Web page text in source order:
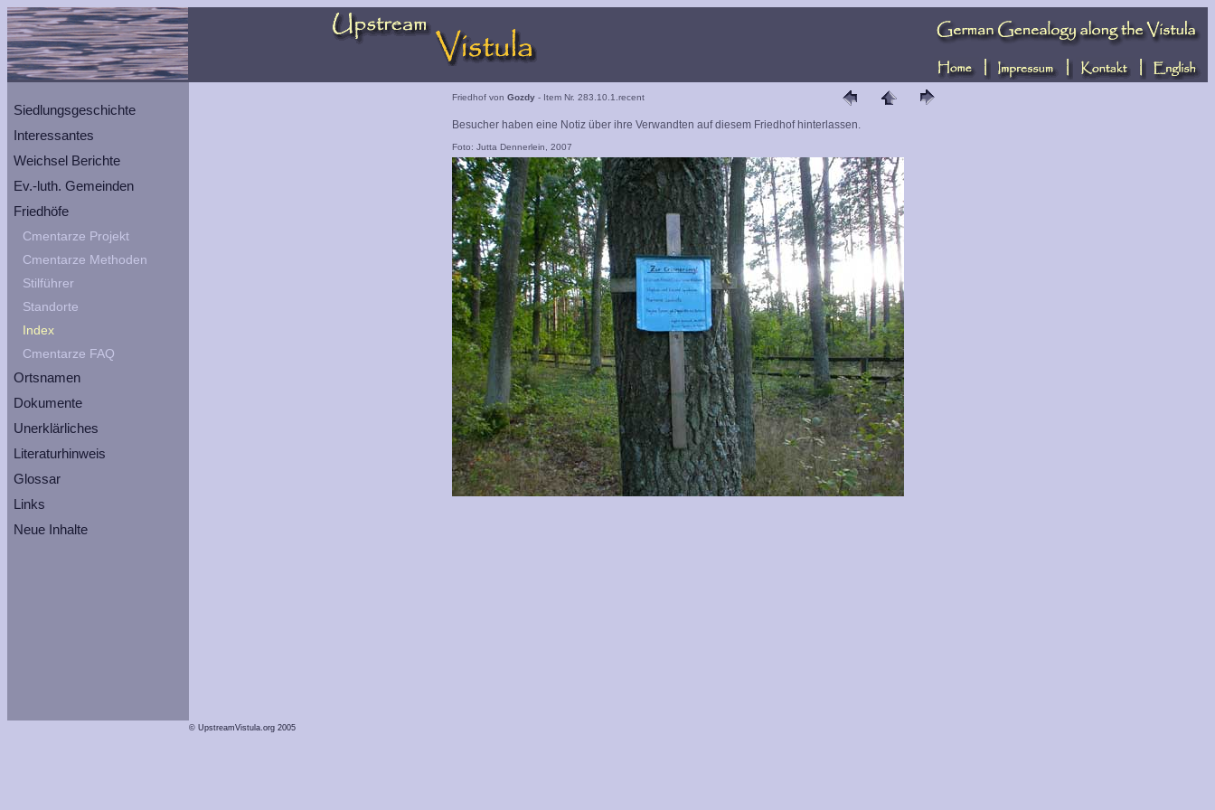
Siedlungsgeschichte
Interessantes
Weichsel Berichte
Ev.-luth. Gemeinden
Friedhöfe
Cmentarze Projekt
Cmentarze Methoden
Stilführer
Standorte
Index
Cmentarze FAQ
Ortsnamen
Dokumente
Unerklärliches
Literaturhinweis
Glossar
Links
Neue Inhalte
Friedhof von Gozdy- Item Nr. 283.10.1.recent
Besucher haben eine Notiz über ihre Verwandten auf diesem Friedhof hinterlassen.
Foto: Jutta Dennerlein, 2007
© UpstreamVistula.org 2005